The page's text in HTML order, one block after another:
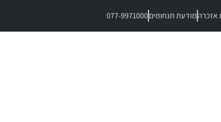
אזכרהמודעת תנחומים077-9971000